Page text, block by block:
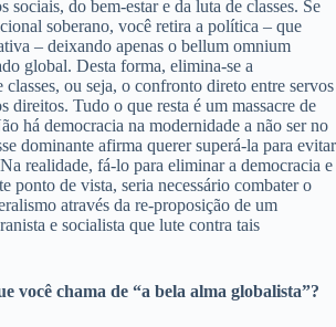
sociais, do bem-estar e da luta de classes. Se
soberano, você retira a política – que
– deixando apenas o bellum omnium
global. Desta forma, elimina-se a
ou seja, o confronto direto entre servos
direitos. Tudo o que resta é um massacre de
há democracia na modernidade a não ser no
dominante afirma querer superá-la para evitar
realidade, fá-lo para eliminar a democracia e
ponto de vista, seria necessário combater o
através da re-proposição de um
e socialista que lute contra tais
você chama de “a bela alma globalista”?